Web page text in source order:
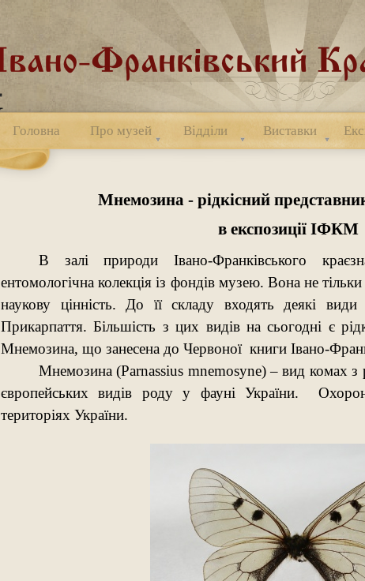
Головна Про музей Відділи Виставки
В залі природи Івано-Франківського
ентомологічна колекція із фондів музею. Вона не
наукову цінність. До її складу входять деякі
Прикарпаття. Більшість з цих видів на сьогодні є
Мнемозина, що занесена до Червоної книги Івано-
Мнемозина (Parnassius mnemosyne) – вид комах
європейських видів роду у фауні України.
територіях України.
Мнемозина - рідкісний
в експозиції ІФКМ